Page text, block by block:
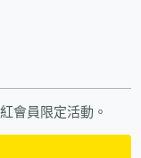
會員限定活動。